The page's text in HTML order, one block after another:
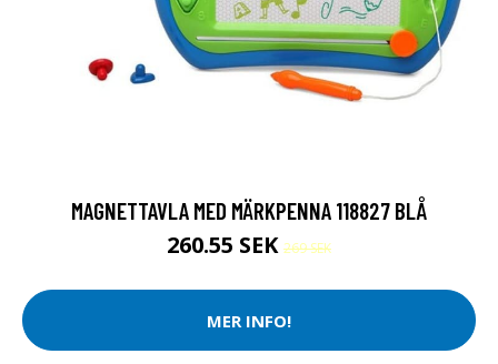
MAGNETTAVLA MED MÄRKPENNA 118827 BLÅ
260.55 SEK 269 SEK
MER INFO!